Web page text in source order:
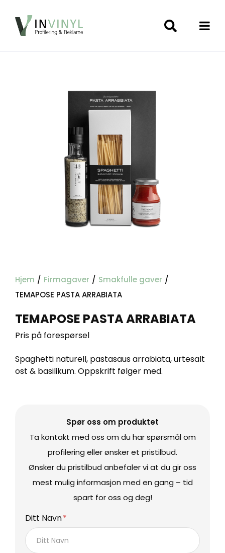
Hjem / Firmagaver / Smakfulle gaver /
TEMAPOSE PASTA ARRABIATA
TEMAPOSE PASTA ARRABIATA
Pris på forespørsel
Spaghetti naturell, pastasaus arrabiata, urtesalt
ost & basilikum. Oppskrift følger med.
Spør oss om produktet
Ta kontakt med oss om du har spørsmål om
profilering eller ønsker et pristilbud.
Ønsker du pristilbud anbefaler vi at du gir oss
mest mulig informasjon med en gang – tid
spart for oss og deg!
Ditt Navn